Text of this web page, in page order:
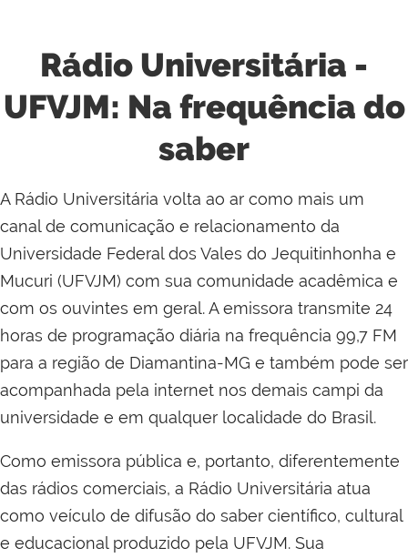
Rádio Universitária -
UFVJM: Na frequência do
saber
A Rádio Universitária volta ao ar como mais um
canal de comunicação e relacionamento da
Universidade Federal dos Vales do Jequitinhonha e
Mucuri (UFVJM) com sua comunidade acadêmica e
com os ouvintes em geral. A emissora transmite 24
horas de programação diária na frequência 99,7 FM
para a região de Diamantina-MG e também pode ser
acompanhada pela internet nos demais campi da
universidade e em qualquer localidade do Brasil.
Como emissora pública e, portanto, diferentemente
das rádios comerciais, a Rádio Universitária atua
como veículo de difusão do saber científico, cultural
e educacional produzido pela UFVJM. Sua